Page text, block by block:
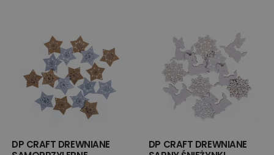
DP CRAFT DREWNIANE
DP CRAFT DREWNIANE